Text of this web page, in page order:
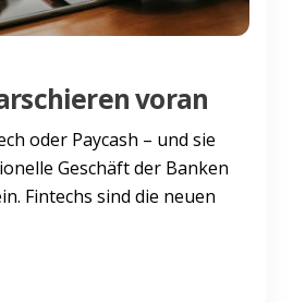
voran
oder Paycash – und sie
Geschäft der Banken
Fintechs sind die neuen